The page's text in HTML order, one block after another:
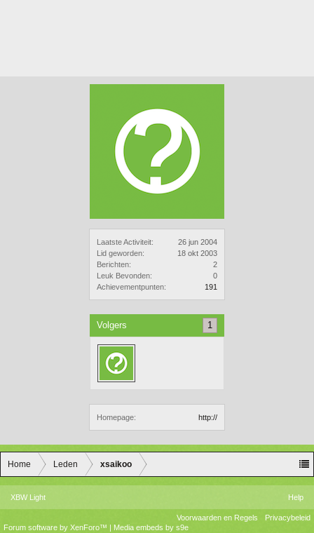
Laatste Activiteit:
26 jun 2004
Lid geworden:
18 okt 2003
Berichten:
2
Leuk Bevonden:
0
Achievementpunten:
191
Volgers 1
Homepage: http://
Home Leden xsaikoo
XBW Light Help
Voorwaarden en Regels
Privacybeleid
Forum software by XenForo™ | Media embeds by s9e